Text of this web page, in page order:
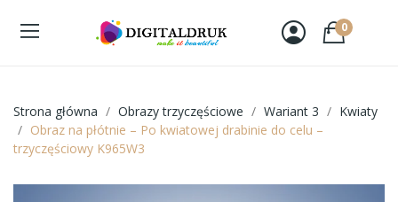
0
Strona główna Obrazy trzyczęściowe Wariant 3
Kwiaty
Obraz na płótnie – Po kwiatowej drabinie do celu –
trzyczęściowy K965W3